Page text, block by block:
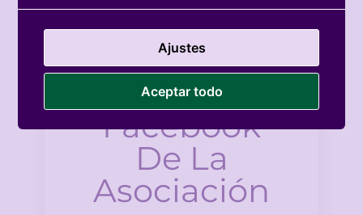
Facebook
De La
Asociación
Ajustes
Aceptar todo